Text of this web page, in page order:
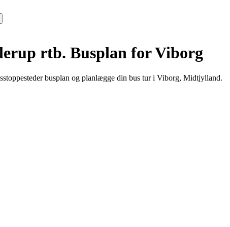
rtb. Busplan for Viborg
busplan og planlægge din bus tur i Viborg, Midtjylland.